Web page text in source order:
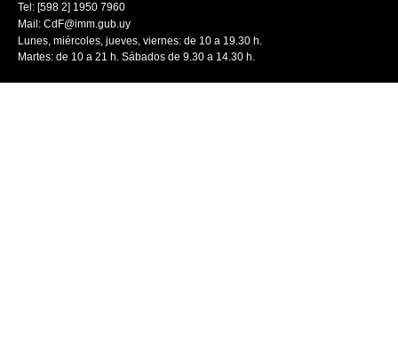
Tel: [598 2] 1950 7960
Mail: CdF@imm.gub.uy
Lunes, miércoles, jueves, viernes: de 10 a 19.30 h.
Martes: de 10 a 21 h. Sábados de 9.30 a 14.30 h.